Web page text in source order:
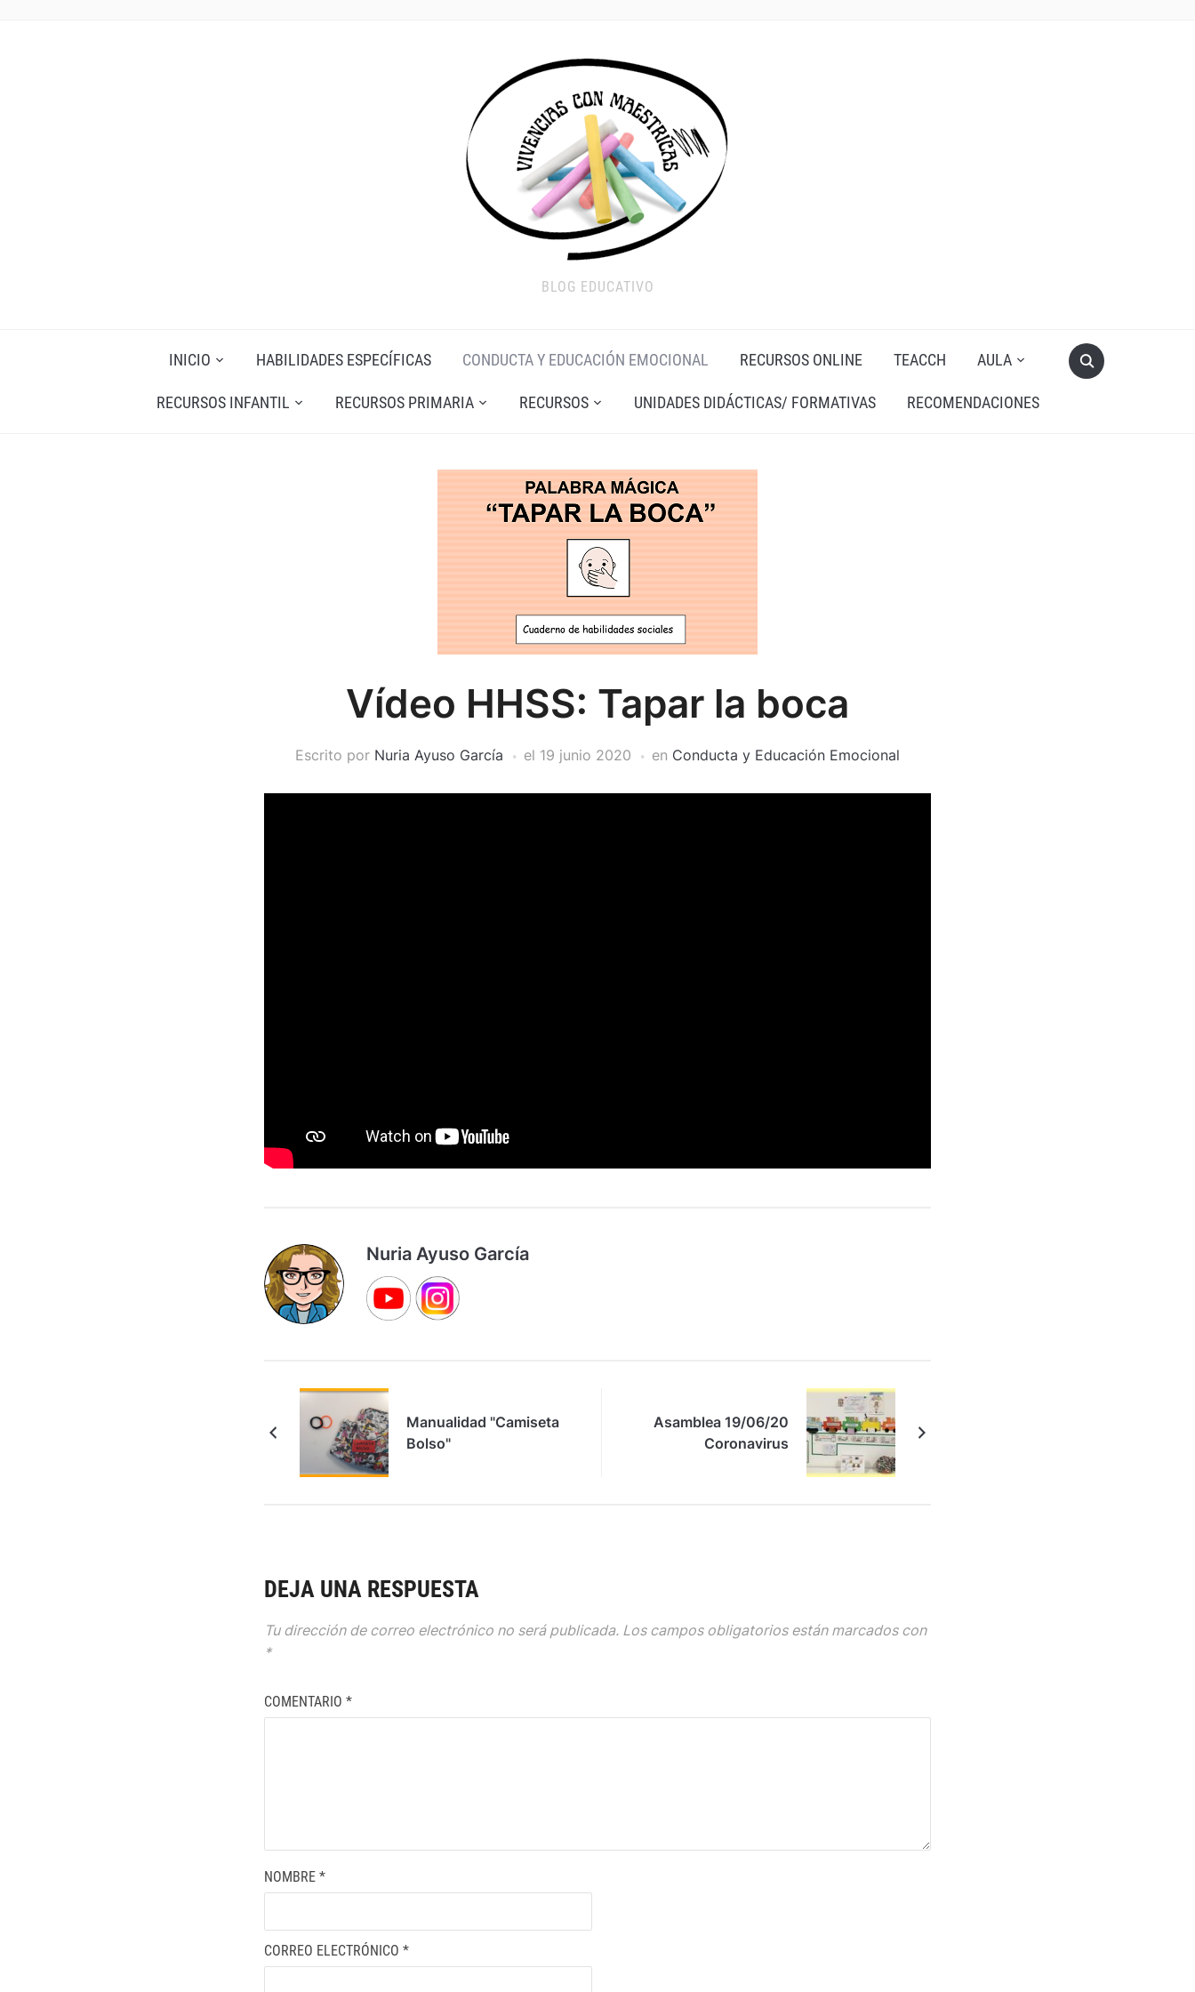
BLOG EDUCATIVO
INICIO HABILIDADES ESPECÍFICAS CONDUCTA Y EDUCACIÓN EMOCIONAL RECURSOS ONLINE TEACCH AULA
RECURSOS INFANTIL RECURSOS PRIMARIA RECURSOS UNIDADES DIDÁCTICAS/ FORMATIVAS RECOMENDACIONES
Vídeo HHSS: Tapar la boca
Escrito por Nuria Ayuso García el 19 junio 2020 en Conducta y Educación Emocional
Nuria Ayuso García
Manualidad "Camiseta
Bolso"
Asamblea 19/06/20
Coronavirus
DEJA UNA RESPUESTA
Tu dirección de correo electrónico no será publicada. Los campos obligatorios están marcados con
*
COMENTARIO *
NOMBRE *
CORREO ELECTRÓNICO *